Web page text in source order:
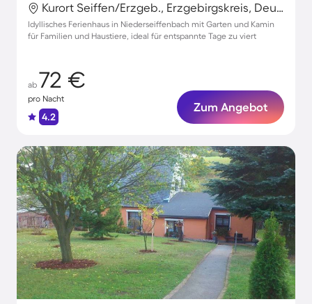
Kurort Seiffen/Erzgeb., Erzgebirgskreis, Deutschland
Idyllisches Ferienhaus in Niederseiffenbach mit Garten und Kamin
für Familien und Haustiere, ideal für entspannte Tage zu viert
ab 72 €
pro Nacht
4.2
Zum Angebot